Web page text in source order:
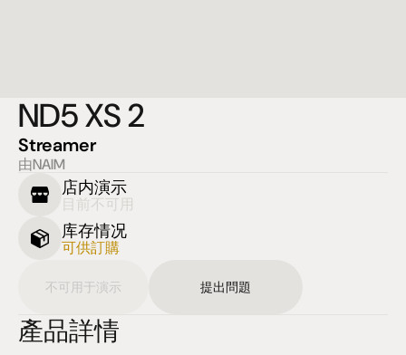
ND5 XS 2
Streamer
由NAIM
店内演示
目前不可用
库存情况
可供訂購
不可用于演示 提出問題
產品詳情